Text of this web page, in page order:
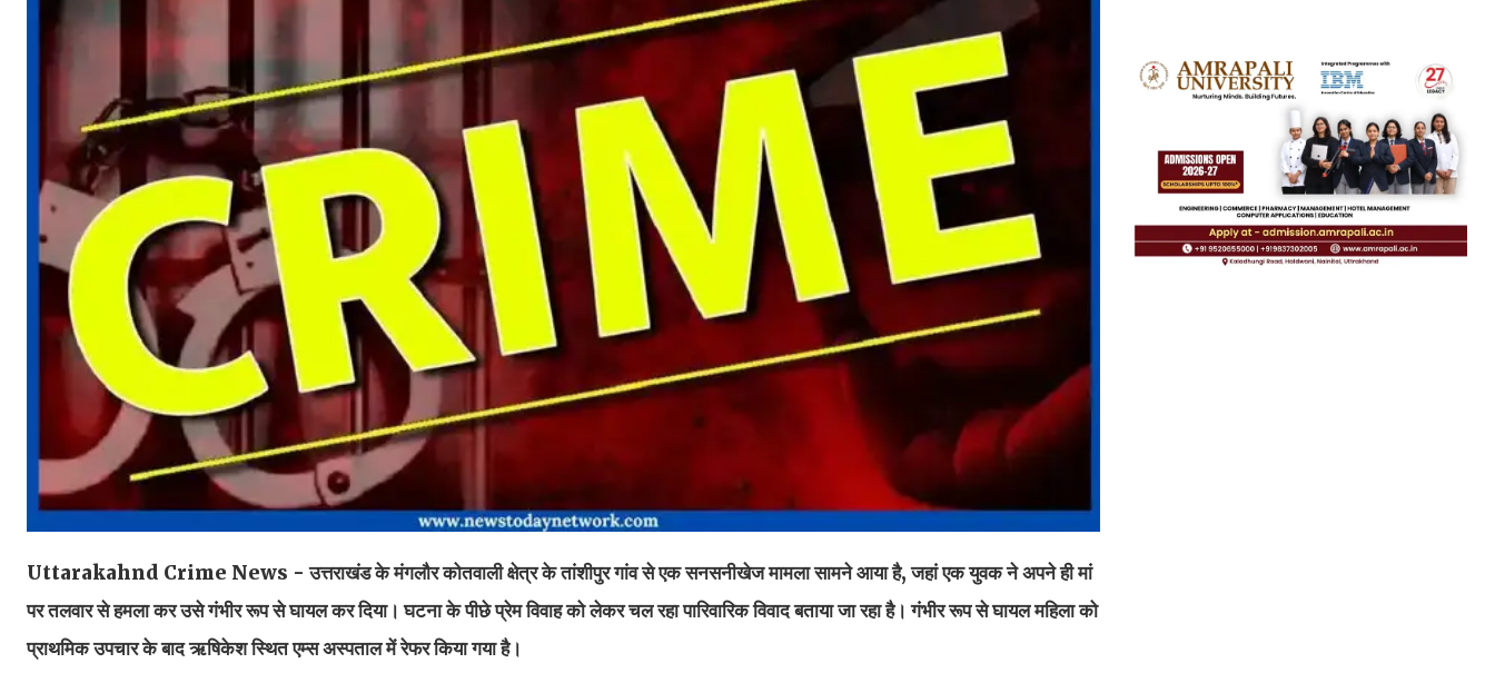
Uttarakahnd Crime News - उत्तराखंड के मंगलौर कोतवाली क्षेत्र के तांशीपुर गांव से एक सनसनीखेज मामला सामने आया है, जहां एक युवक ने अपने ही मां
पर तलवार से हमला कर उसे गंभीर रूप से घायल कर दिया। घटना के पीछे प्रेम विवाह को लेकर चल रहा पारिवारिक विवाद बताया जा रहा है। गंभीर रूप से घायल महिला को
प्राथमिक उपचार के बाद ऋषिकेश स्थित एम्स अस्पताल में रेफर किया गया है।